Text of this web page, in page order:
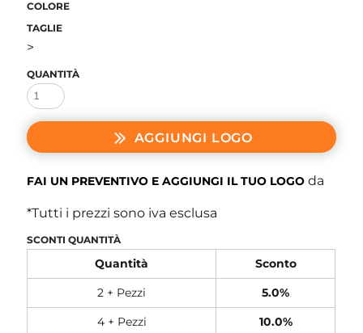
COLORE
TAGLIE
>
QUANTITÀ
AGGIUNGI LOGO
FAI UN PREVENTIVO E AGGIUNGI IL TUO LOGO da
*Tutti i prezzi sono iva esclusa
SCONTI QUANTITÀ
Quantità
Sconto
2 + Pezzi
5.0%
4 + Pezzi
10.0%